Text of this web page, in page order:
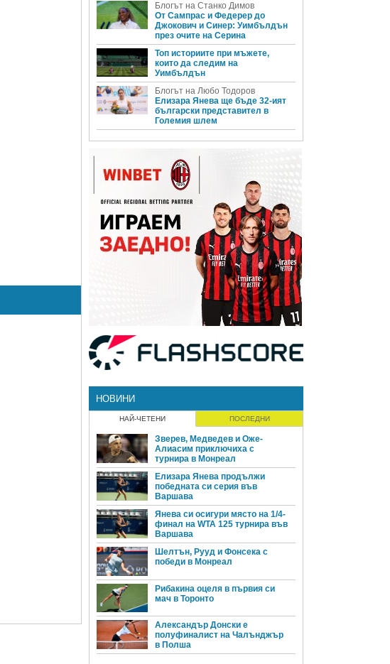
Блогът на Станко Димов
От Сампрас и Федерер до
Джокович и Синер: Уимбълдън
през очите на Серина
Топ историите при мъжете,
които да следим на
Уимбълдън
Блогът на Любо Тодоров
Елизара Янева ще бъде 32-ият
български представител в
Големия шлем
НОВИНИ
НАЙ-ЧЕТЕНИ ПОСЛЕДНИ
Зверев, Медведев и Оже-
Алиасим приключиха с
турнира в Монреал
Елизара Янева продължи
победната си серия във
Варшава
Янева си осигури място на 1/4-
финал на WTA 125 турнира във
Варшава
Шелтън, Рууд и Фонсека с
победи в Монреал
Рибакина оцеля в първия си
мач в Торонто
Александър Донски е
полуфиналист на Чалънджър
в Полша